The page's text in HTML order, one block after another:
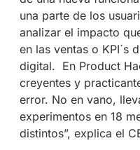
una parte de los
analizar el impacto
en las ventas o KPI´s
digital. En Product
creyentes y
error. No en vano,
experimentos en 18
distintos”, explica el